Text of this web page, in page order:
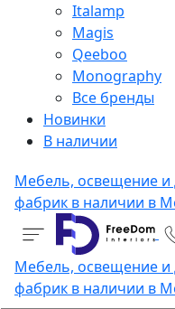
Italamp
Magis
Qeeboo
Monography
Все бренды
Новинки
В наличии
Мебель, освещение и
фабрик в наличии в
Мебель, освещение и
фабрик в наличии в